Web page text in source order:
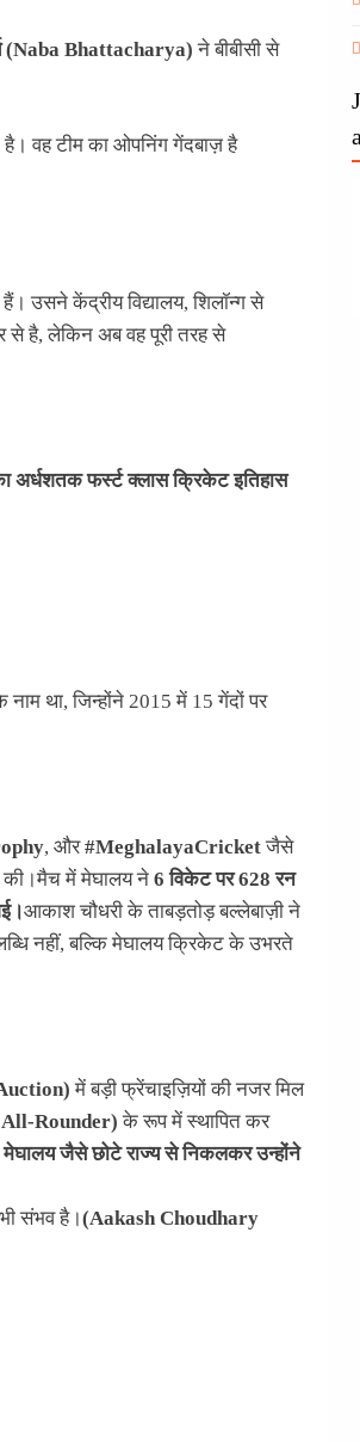
(Naba Bhattacharya) ने बीबीसी से
है। वह टीम का ओपनिंग गेंदबाज़ है
उसने केंद्रीय विद्यालय, शिलॉन्ग से
से है, लेकिन अब वह पूरी तरह से
अर्धशतक फर्स्ट क्लास क्रिकेट इतिहास
नाम था, जिन्होंने 2015 में 15 गेंदों पर
, और#MeghalayaCricketजैसे
में मेघालय ने 6 विकेट पर 628 रन
आकाश चौधरी के ताबड़तोड़ बल्लेबाज़ी ने
नहीं, बल्कि मेघालय क्रिकेट के उभरते
में बड़ी फ्रेंचाइज़ियों की नजर मिल
Rounder) के रूप में स्थापित कर
मेघालय जैसे छोटे राज्य से निकलकर उन्होंने
संभव है।(Aakash Choudhary